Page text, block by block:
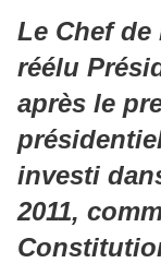
Le Chef de
réélu
après le
investi
2011,